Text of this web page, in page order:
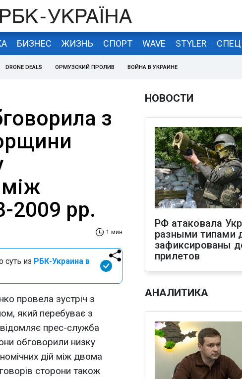
БИЗНЕС ЖИЗНЬ СПОРТ WAVE STYLER
DRONE DEALS ОРМУЗСКИЙ ПРОЛИВ ВОЙНА В УКРАИНЕ
з
між
2009 рр.
1 мин
суть из РБК-Украина в
провела зустріч з
який перебуває з
прес-служба
обговорили низку
дій між двома
сторони також
НОВОСТИ
РФ атаковала
разными типами
зафиксированы
прилетов
АНАЛИТИКА